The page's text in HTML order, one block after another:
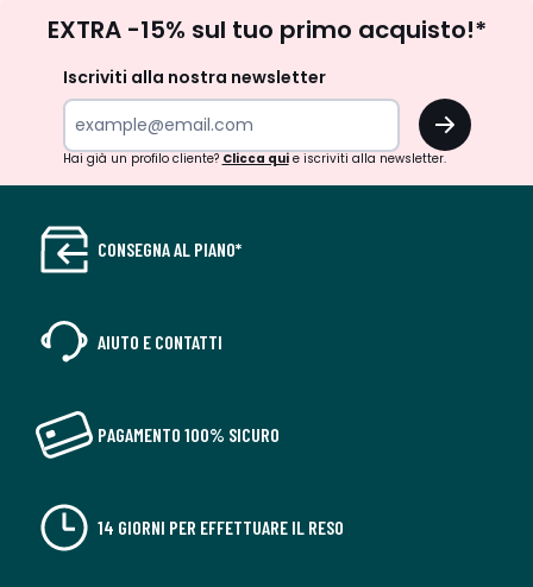
newsletter
EXTRA -15% sul tuo primo acquisto!*
Iscriviti alla nostra newsletter
OK
Hai già un profilo cliente?Clicca quie iscriviti alla newsletter.
CONSEGNA AL PIANO*
AIUTO E CONTATTI
PAGAMENTO 100% SICURO
14 GIORNI PER EFFETTUARE IL RESO